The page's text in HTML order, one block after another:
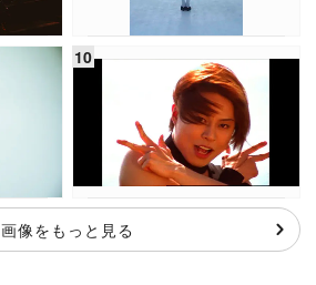
画像をもっと見る